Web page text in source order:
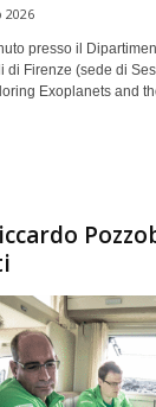
2026
presso il
di Firenze (sede di
Exoplanets and